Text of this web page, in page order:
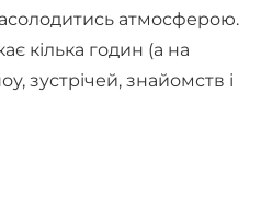
атмосферою.
кілька годин (а на
зустрічей, знайомств і